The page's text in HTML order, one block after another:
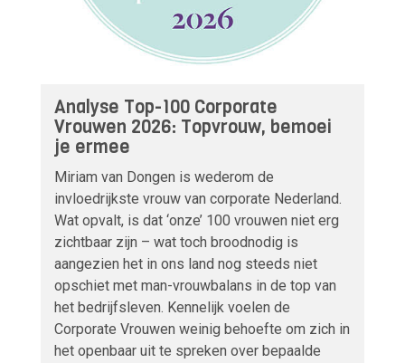
Analyse Top-100 Corporate
Vrouwen 2026: Topvrouw, bemoei
je ermee
Miriam van Dongen is wederom de
invloedrijkste vrouw van corporate Nederland.
Wat opvalt, is dat ‘onze’ 100 vrouwen niet erg
zichtbaar zijn – wat toch broodnodig is
aangezien het in ons land nog steeds niet
opschiet met man-vrouwbalans in de top van
het bedrijfsleven. Kennelijk voelen de
Corporate Vrouwen weinig behoefte om zich in
het openbaar uit te spreken over bepaalde